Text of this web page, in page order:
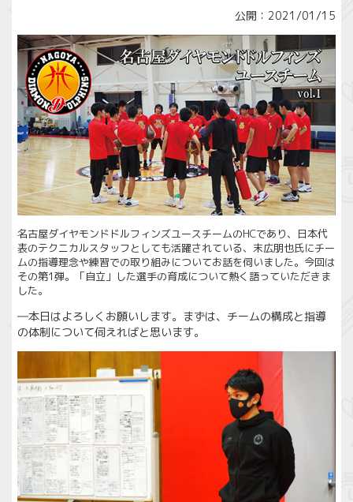
公開：2021/01/15
名古屋ダイヤモンドドルフィンズユースチームのHCであり、日本代
表のテクニカルスタッフとしても活躍されている、末広朋也氏にチー
ムの指導理念や練習での取り組みについてお話を伺いました。今回は
その第1弾。「自立」した選手の育成について熱く語っていただきま
した。
―本日はよろしくお願いします。まずは、チームの構成と指導
の体制について伺えればと思います。